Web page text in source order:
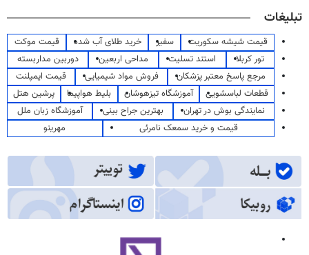
تبلیغات
قیمت شیشه سکوریت سفیر خرید طلای آب شده
قیمت موکت
تور کربلا
استند تسلیت مداحی اربعین
دوربین مداربسته
مرجع پاسخ معتبر پزشکان
فروش مواد شیمیایی
قیمت ایمپلنت
قطعات لباسشویی
آموزشگاه تیزهوشان بلیط هواپیما
پرشین هتل
نمایندگی بوش در تهران
بهترین جراح بینی
آموزشگاه زبان ملل
قیمت و خرید سمعک نامرئی
مهرینو